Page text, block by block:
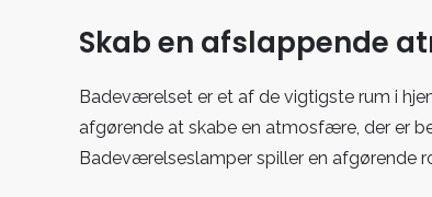
Skab en afslappende
Badeværelset er et af de vigtigste rum i
afgørende at skabe en atmosfære, der er
Badeværelseslamper spiller en afgørende